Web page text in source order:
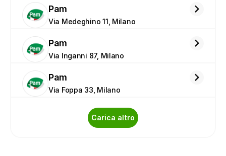
Pam
Via Medeghino 11, Milano
Pam
Via Inganni 87, Milano
Pam
Via Foppa 33, Milano
Carica altro